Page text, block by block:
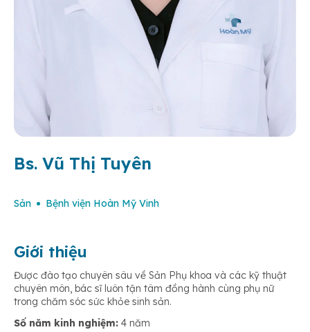
Bs. Vũ Thị Tuyên
Sản Bệnh viện Hoàn Mỹ Vinh
Giới thiệu
Được đào tạo chuyên sâu về Sản Phụ khoa và các kỹ thuật
chuyên môn, bác sĩ luôn tận tâm đồng hành cùng phụ nữ
trong chăm sóc sức khỏe sinh sản.
Số năm kinh nghiệm: 4 năm